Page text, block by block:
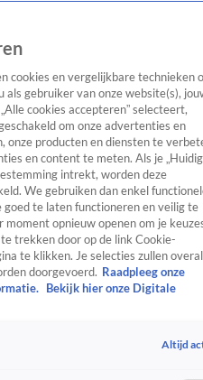
TV Algemeen
Tip
RealityCrimeVideo's
cookies en vergelijkbare technieken
gebruiker van onze website(s),
cookies accepteren” selecteert,
om onze advertenties en
onze producten en diensten te
en content te meten. Als je
intrekt, worden deze
We gebruiken dan enkel
te laten functioneren en veilig te
moment opnieuw openen om je
trekken door op de link Cookie-
te klikken. Je selecties zullen overal
doorgevoerd. Raadpleeg onze
Bekijk hier onze Digitale
Altijd